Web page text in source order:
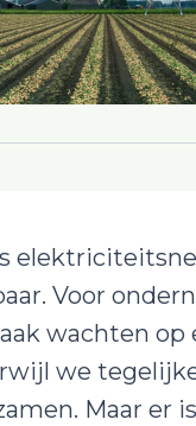
Voor
wachten op
we
Maar er